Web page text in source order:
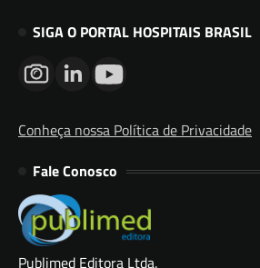
SIGA O PORTAL HOSPITAIS BRASIL
Conheça nossa Política de Privacidade
Fale Conosco
Publimed Editora Ltda.